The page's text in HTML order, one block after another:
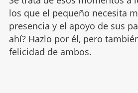
los que el pequeño necesita
presencia y el apoyo de sus
ahí? Hazlo por él, pero
felicidad de ambos.